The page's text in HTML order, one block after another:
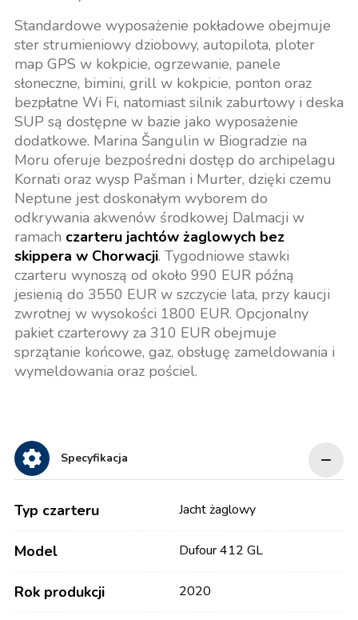
Standardowe wyposażenie pokładowe obejmuje
ster strumieniowy dziobowy, autopilota, ploter
map GPS w kokpicie, ogrzewanie, panele
słoneczne, bimini, grill w kokpicie, ponton oraz
bezpłatne Wi Fi, natomiast silnik zaburtowy i deska
SUP są dostępne w bazie jako wyposażenie
dodatkowe. Marina Šangulin w Biogradzie na
Moru oferuje bezpośredni dostęp do archipelagu
Kornati oraz wysp Pašman i Murter, dzięki czemu
Neptune jest doskonałym wyborem do
odkrywania akwenów środkowej Dalmacji w
ramach czarteru jachtów żaglowych bez
skippera w Chorwacji. Tygodniowe stawki
czarteru wynoszą od około 990 EUR późną
jesienią do 3550 EUR w szczycie lata, przy kaucji
zwrotnej w wysokości 1800 EUR. Opcjonalny
pakiet czarterowy za 310 EUR obejmuje
sprzątanie końcowe, gaz, obsługę zameldowania i
wymeldowania oraz pościel.
Specyfikacja
Typ czarteru Jacht żaglowy
Model Dufour 412 GL
Rok produkcji 2020